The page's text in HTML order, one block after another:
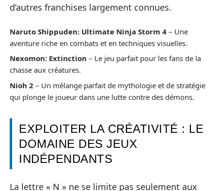
d’autres franchises largement connues.
Naruto Shippuden: Ultimate Ninja Storm 4 – Une
aventure riche en combats et en techniques visuelles.
Nexomon: Extinction – Le jeu parfait pour les fans de la
chasse aux créatures.
Nioh 2 – Un mélange parfait de mythologie et de stratégie
qui plonge le joueur dans une lutte contre des démons.
EXPLOITER LA CRÉATIVITÉ : LE
DOMAINE DES JEUX
INDÉPENDANTS
La lettre « N » ne se limite pas seulement aux